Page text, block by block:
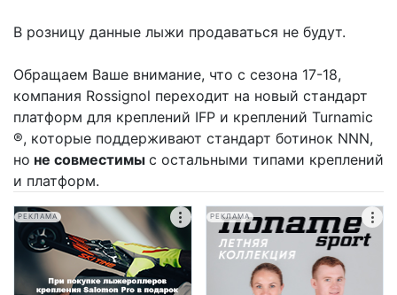
В розницу данные лыжи продаваться не будут.
Обращаем Ваше внимание, что с сезона 17-18,
компания Rossignol переходит на новый стандарт
платформ для креплений IFP и креплений Turnamic
®, которые поддерживают стандарт ботинок NNN,
но не совместимы с остальными типами креплений
и платформ.
РЕКЛАМА РЕКЛАМА